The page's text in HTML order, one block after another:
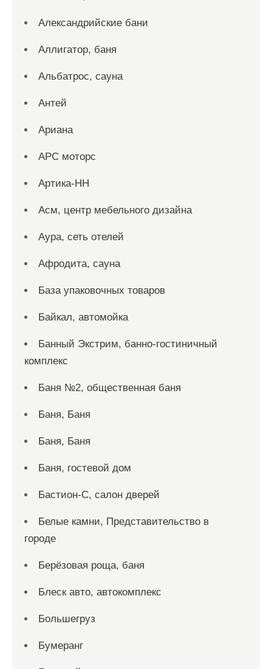
Александрийские бани
Аллигатор, баня
Альбатрос, сауна
Антей
Ариана
АРС моторс
Артика-НН
Асм, центр мебельного дизайна
Аура, сеть отелей
Афродита, сауна
База упаковочных товаров
Байкал, автомойка
Банный Экстрим, банно-гостиничный
комплекс
Баня №2, общественная баня
Баня, Баня
Баня, Баня
Баня, гостевой дом
Бастион-С, салон дверей
Белые камни, Представительство в
городе
Берёзовая роща, баня
Блеск авто, автокомплекс
Большегруз
Бумеранг